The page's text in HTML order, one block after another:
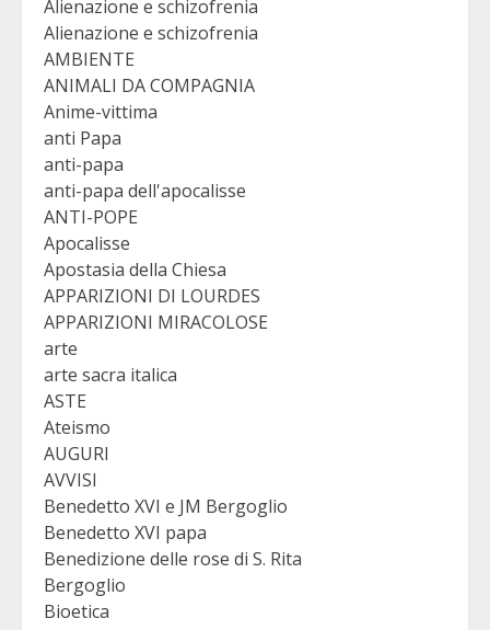
Alienazione e schizofrenia
Alienazione e schizofrenia
AMBIENTE
ANIMALI DA COMPAGNIA
Anime-vittima
anti Papa
anti-papa
anti-papa dell'apocalisse
ANTI-POPE
Apocalisse
Apostasia della Chiesa
APPARIZIONI DI LOURDES
APPARIZIONI MIRACOLOSE
arte
arte sacra italica
ASTE
Ateismo
AUGURI
AVVISI
Benedetto XVI e JM Bergoglio
Benedetto XVI papa
Benedizione delle rose di S. Rita
Bergoglio
Bioetica